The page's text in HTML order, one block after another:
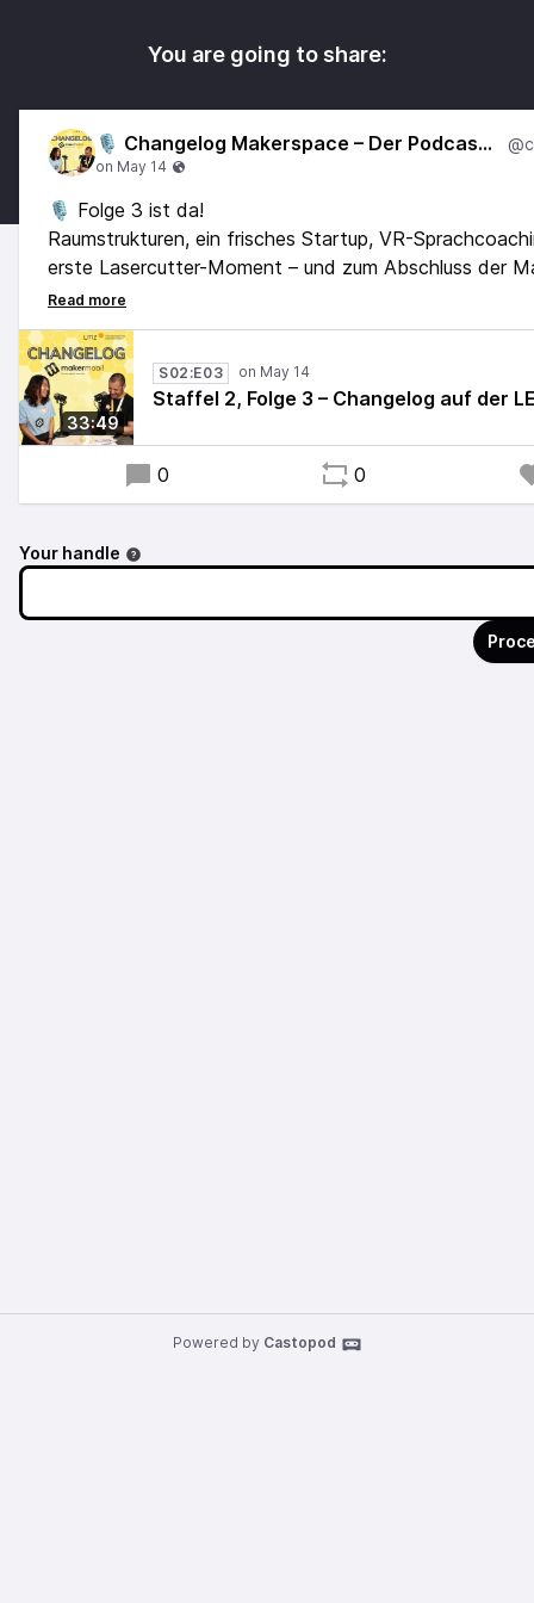
You are going to share:
🎙️ Changelog Makerspace – Der Podcast vom Team Makermobil
🎙️ Folge 3 ist da!
Raumstrukturen, ein frisches Startup, VR-
erste Lasercutter-Moment – und zum Abschluss der
das alles möglich macht: Daniel, Stabstellenleitung
Alles direkt aufgenommen im Makermobil auf der
#Makermobil #LEARNTEC #Podcast
33:49
S02:E03
Staffel 2, Folge 3 – Changelog auf der
0 0
Your handle
Powered by Castopod